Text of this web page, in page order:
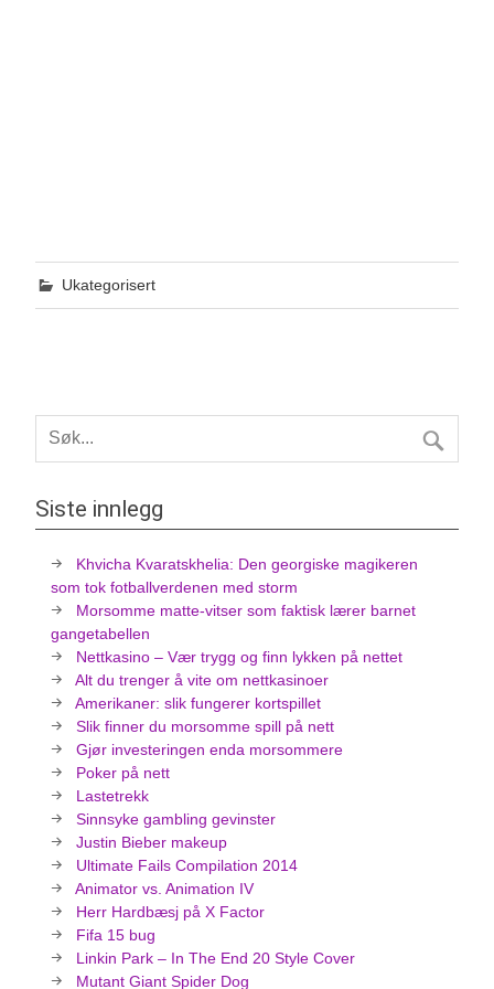
Ukategorisert
Siste innlegg
Khvicha Kvaratskhelia: Den georgiske magikeren
som tok fotballverdenen med storm
Morsomme matte-vitser som faktisk lærer barnet
gangetabellen
Nettkasino – Vær trygg og finn lykken på nettet
Alt du trenger å vite om nettkasinoer
Amerikaner: slik fungerer kortspillet
Slik finner du morsomme spill på nett
Gjør investeringen enda morsommere
Poker på nett
Lastetrekk
Sinnsyke gambling gevinster
Justin Bieber makeup
Ultimate Fails Compilation 2014
Animator vs. Animation IV
Herr Hardbæsj på X Factor
Fifa 15 bug
Linkin Park – In The End 20 Style Cover
Mutant Giant Spider Dog